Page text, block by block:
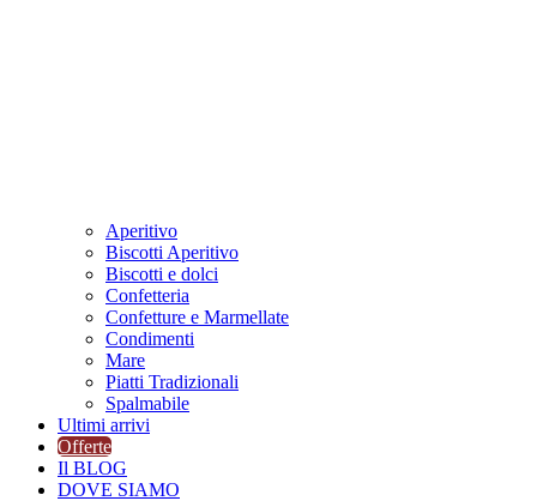
Aperitivo
Biscotti Aperitivo
Biscotti e dolci
Confetteria
Confetture e Marmellate
Condimenti
Mare
Piatti Tradizionali
Spalmabile
Ultimi arrivi
Offerte
Il BLOG
DOVE SIAMO